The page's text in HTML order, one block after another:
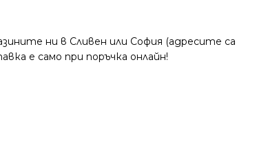
ни в Сливен или София (адресите са
е само при поръчка онлайн!